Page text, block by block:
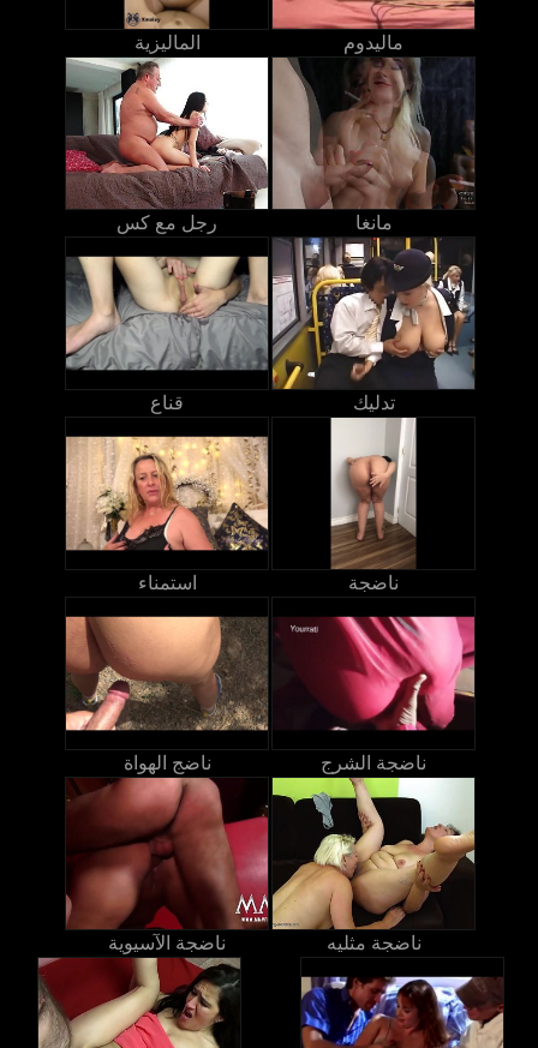
الماليزية ماليدوم
رجل مع كس مانغا
قناع تدليك
استمناء ناضجة
ناضج الهواة ناضجة الشرج
ناضجة الآسيوية ناضجة مثليه